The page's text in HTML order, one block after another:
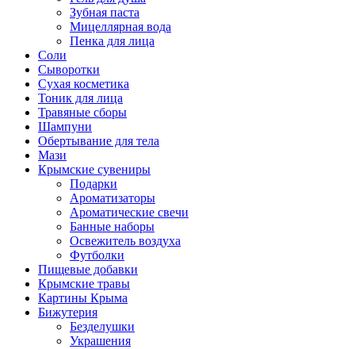
Зубная паста
Мицеллярная вода
Пенка для лица
Соли
Сыворотки
Сухая косметика
Тоник для лица
Травяные сборы
Шампуни
Обертывание для тела
Мази
Крымские сувениры
Подарки
Ароматизаторы
Ароматические свечи
Банные наборы
Освежитель воздуха
Футболки
Пищевые добавки
Крымские травы
Картины Крыма
Бижутерия
Безделушки
Украшения